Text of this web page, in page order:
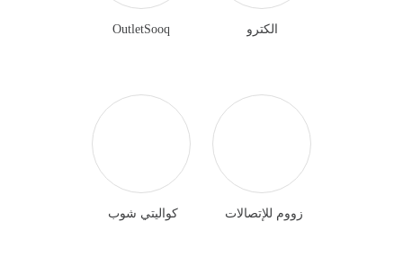
الكترو OutletSooq
زووم للإتصالات كواليتي شوب